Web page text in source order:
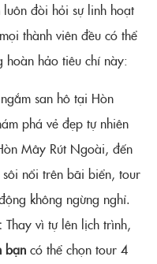
luôn đòi hỏi sự linh hoạt
thành viên đều có thể
hảo tiêu chí này:
san hô tại Hòn
phá vẻ đẹp tự nhiên
Mây Rút Ngoài, đến
nổi trên bãi biển, tour
không ngừng nghỉ.
Thay vì tự lên lịch trình,
bạn có thể chọn tour 4